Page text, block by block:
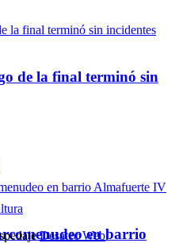
de la final terminó sin
en barrio
Desatec Web.